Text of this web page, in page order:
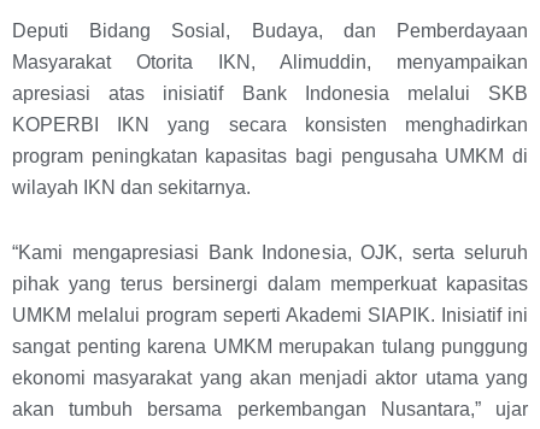
Deputi Bidang Sosial, Budaya, dan Pemberdayaan
Masyarakat Otorita IKN, Alimuddin, menyampaikan
apresiasi atas inisiatif Bank Indonesia melalui SKB
KOPERBI IKN yang secara konsisten menghadirkan
program peningkatan kapasitas bagi pengusaha UMKM di
wilayah IKN dan sekitarnya.
“Kami mengapresiasi Bank Indonesia, OJK, serta seluruh
pihak yang terus bersinergi dalam memperkuat kapasitas
UMKM melalui program seperti Akademi SIAPIK. Inisiatif ini
sangat penting karena UMKM merupakan tulang punggung
ekonomi masyarakat yang akan menjadi aktor utama yang
akan tumbuh bersama perkembangan Nusantara,” ujar